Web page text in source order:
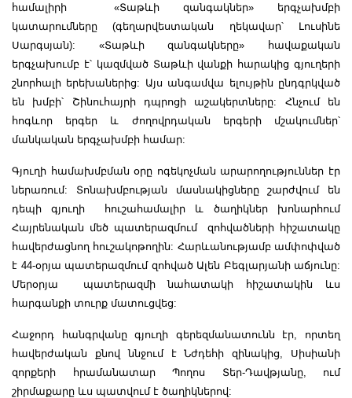
համալիրի «Տաթևի զանգակներ» երգչախմբի
կատարումները (գեղարվեստական ղեկավար՝ Լուսինե
Սարգսյան): «Տաթևի զանգակները» հավաքական
երգչախումբ է՝ կազմված Տաթևի վանքի հարակից գյուղերի
շնորհալի երեխաներից: Այս անգամվա ելույթին ընդգրկված
են խմբի՝ Շինուհայրի դպրոցի աշակերտները: Հնչում են
հոգևոր երգեր և ժողովրդական երգերի մշակումներ՝
մանկական երգչախմբի համար:
Գյուղի համախմբման օրը ոգեկոչման արարողություններ էր
ներառում: Տոնախմբության մասնակիցները շարժվում են
դեպի գյուղի հուշահամալիր և ծաղիկներ խոնարհում
Հայրենական մեծ պատերազմում զոհվածների հիշատակը
հավերժացնող հուշակոթողին: Հարևանությամբ ամփոփված
է 44-օրյա պատերազմում զոհված Ալեն Բեգլարյանի աճյունը:
Մերօրյա պատերազմի նահատակի հիշատակին ևս
հարգանքի տուրք մատուցվեց:
Հաջորդ հանգրվանը գյուղի գերեզմանատունն էր, որտեղ
հավերժական քնով ննջում է Նժդեհի զինակից, Սիսիանի
զորքերի հրամանատար Պողոս Տեր-Դավթյանը, ում
շիրմաքարը ևս պատվում է ծաղիկներով: